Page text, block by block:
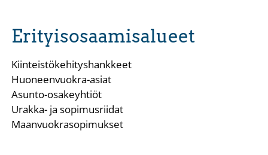
Erityisosaamisalueet
Kiinteistökehityshankkeet
Huoneenvuokra-asiat
Asunto-osakeyhtiöt
Urakka- ja sopimusriidat
Maanvuokrasopimukset